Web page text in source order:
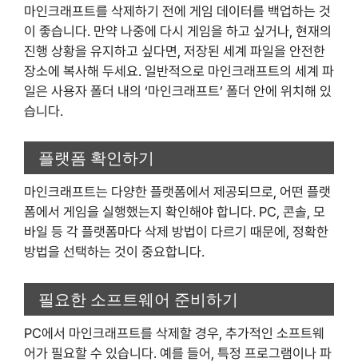
마인크래프트를 삭제하기 전에 게임 데이터를 백업하는 것
이 좋습니다. 만약 나중에 다시 게임을 하고 싶거나, 현재의
진행 상황을 유지하고 싶다면, 저장된 세계 파일을 안전한
장소에 복사해 두세요. 일반적으로 마인크래프트의 세계 파
일은 사용자 폴더 내의 ‘마인크래프트’ 폴더 안에 위치해 있
습니다.
플랫폼 확인하기
마인크래프트는 다양한 플랫폼에서 제공되므로, 어떤 플랫
폼에서 게임을 실행했는지 확인해야 합니다. PC, 콘솔, 모
바일 등 각 플랫폼마다 삭제 방법이 다르기 때문에, 정확한
방법을 선택하는 것이 중요합니다.
필요한 소프트웨어 준비하기
PC에서 마인크래프트를 삭제할 경우, 추가적인 소프트웨
어가 필요할 수 있습니다. 예를 들어, 특정 프로그램이나 파